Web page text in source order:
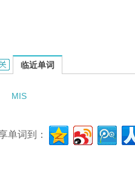
的相关资料：
临近单词
MIS
单词到：